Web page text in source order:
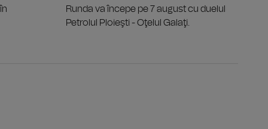
Runda va începe pe 7 august cu duelul
Petrolul Ploieşti - Oţelul Galaţi.